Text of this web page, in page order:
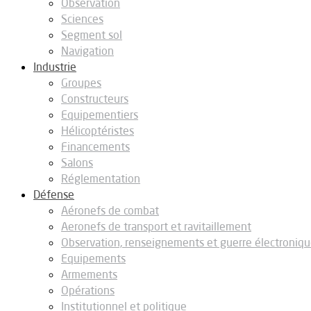
Observation
Sciences
Segment sol
Navigation
Industrie
Groupes
Constructeurs
Equipementiers
Hélicoptéristes
Financements
Salons
Réglementation
Défense
Aéronefs de combat
Aeronefs de transport et ravitaillement
Observation, renseignements et guerre
Equipements
Armements
Opérations
Institutionnel et politique